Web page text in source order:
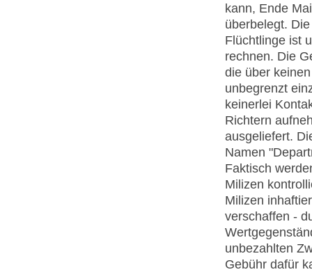
kann, Ende
überbelegt.
Flüchtlinge ist
rechnen. Die
die über
unbegrenzt
keinerlei
Richtern
ausgeliefert.
Namen
Faktisch
Milizen
Milizen
verschaffen -
unbezahlten
Gebühr dafür